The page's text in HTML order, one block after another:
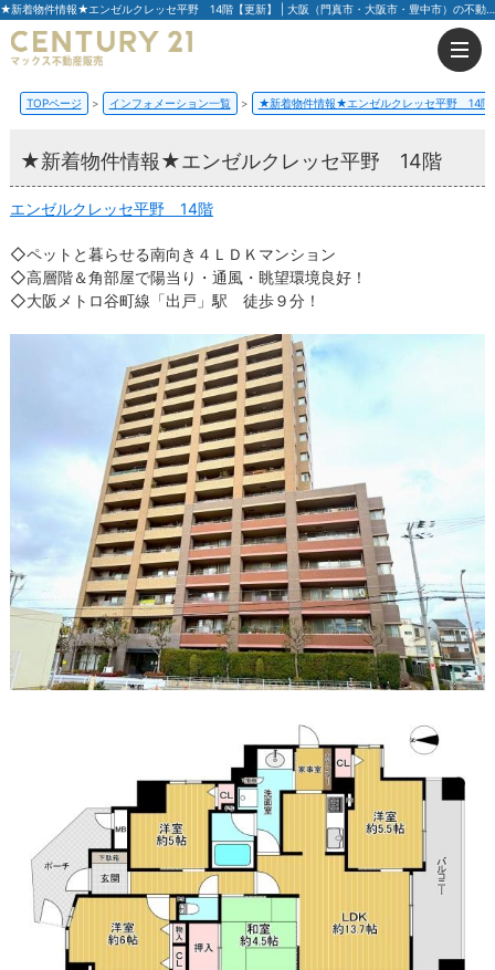
★新着物件情報★エンゼルクレッセ平野 14階【更新】 | 大阪（門真市・大阪市・豊中市）の不動産はセンチュリー21マックス不動産販売
TOPページ インフォメーション一覧 ★新着物件情報★エンゼルクレッセ平野 14階
★新着物件情報★エンゼルクレッセ平野 14階
エンゼルクレッセ平野 14階
◇ペットと暮らせる南向き４ＬＤＫマンション
◇高層階＆角部屋で陽当り・通風・眺望環境良好！
◇大阪メトロ谷町線「出戸」駅 徒歩９分！